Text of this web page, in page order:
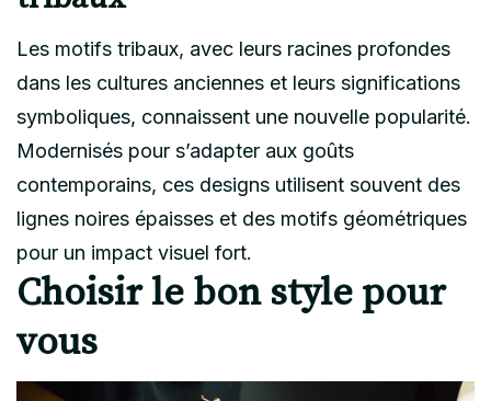
Les motifs tribaux, avec leurs racines profondes
dans les cultures anciennes et leurs significations
symboliques, connaissent une nouvelle popularité.
Modernisés pour s’adapter aux goûts
contemporains, ces designs utilisent souvent des
lignes noires épaisses et des motifs géométriques
pour un impact visuel fort.
Choisir le bon style pour
vous